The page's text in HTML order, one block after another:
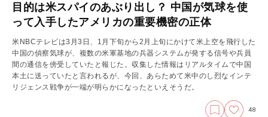
目的は米スパイのあぶり出し？ 中国が気球を使
って入手したアメリカの重要機密の正体
米NBCテレビは3月3日、1月下旬から2月上旬にかけて米上空を飛行した
中国の偵察気球が、複数の米軍基地の兵器システムが発する信号や兵員
間の通信を傍受していたと報じた。収集した情報はリアルタイムで中国
本土に送っていたと言われるが、今回、あらためて米中のし烈なインテ
リジェンス戦争が一端が明らかになったといえそうだ。
48